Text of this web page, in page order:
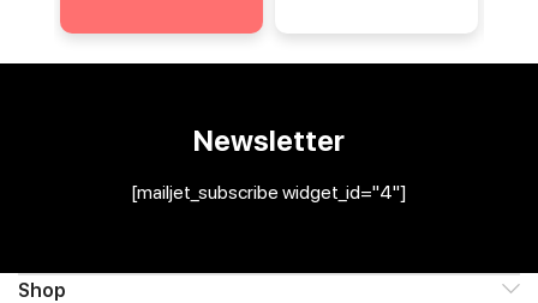
Newsletter
[mailjet_subscribe widget_id="4"]
Shop